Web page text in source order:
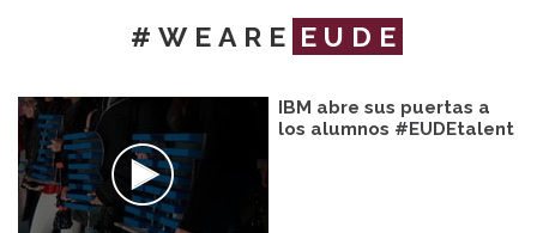
#WEARE EUDE
IBM abre sus puertas a
los alumnos #EUDEtalent